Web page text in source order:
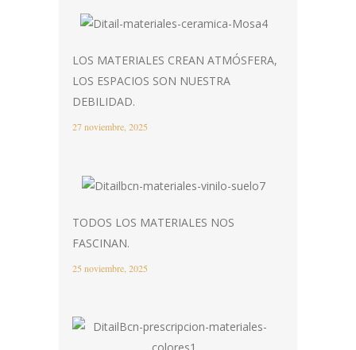
LOS MATERIALES CREAN ATMÓSFERA,
LOS ESPACIOS SON NUESTRA
DEBILIDAD.
27 noviembre, 2025
TODOS LOS MATERIALES NOS
FASCINAN.
25 noviembre, 2025